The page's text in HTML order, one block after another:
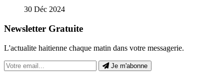
30 Déc 2024
Newsletter Gratuite
L'actualite haitienne chaque matin dans votre messagerie.
Je m'abonne